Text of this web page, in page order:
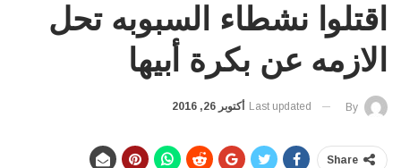
اقتلوا نشطاء السبوبه تحل
الازمه عن بكرة أبيها
By
Last updated أكتوبر 26, 2016
Share